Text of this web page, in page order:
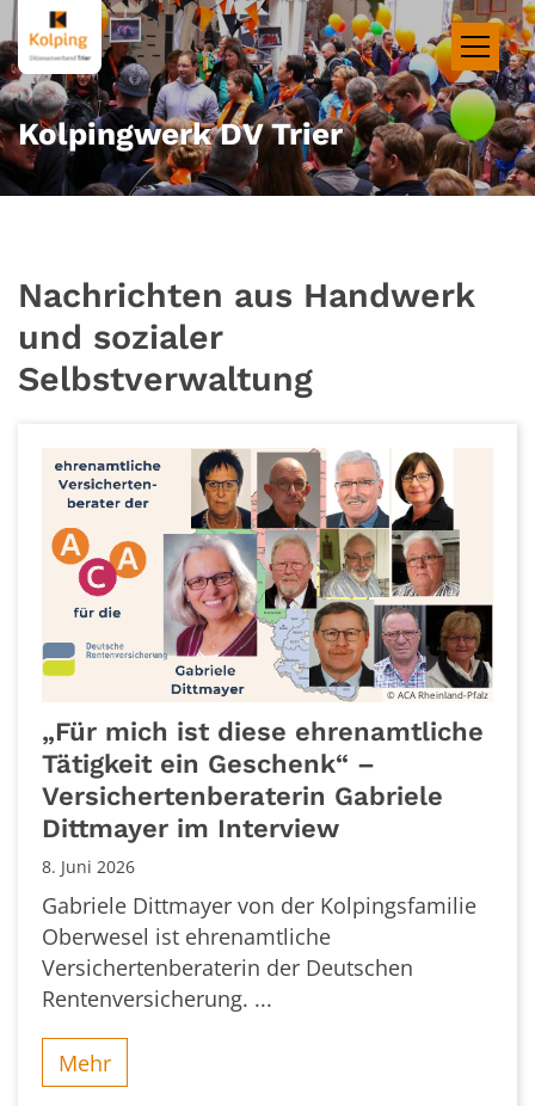
Zum Inhalt springen
Kolpingwerk DV Trier
Nachrichten aus Handwerk
und sozialer
Selbstverwaltung
© ACA Rheinland-Pfalz
„Für mich ist diese ehrenamtliche
Tätigkeit ein Geschenk“ –
Versichertenberaterin Gabriele
Dittmayer im Interview
8. Juni 2026
Gabriele Dittmayer von der Kolpingsfamilie
Oberwesel ist ehrenamtliche
Versichertenberaterin der Deutschen
Rentenversicherung. ...
Mehr